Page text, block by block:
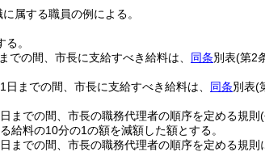
属する職員の例による。
。
の間、市長に支給すべき給料は、 同条別表(第2
までの間、市長に支給すべき給料は、 同条別表(
までの間、市長の職務代理者の順序を定める規則
給料の10分の1の額を減額した額とする。
までの間、市長の職務代理者の順序を定める規